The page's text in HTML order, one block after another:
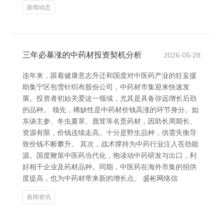
新闻动态
三年必暴涨的中药材投资契机分析 2026-05-28
连年来，跟着健康意志升迁和国度对中医药产业的狂妄援
助集宁区包雪针织布股份公司，中药材市集迎来快速发
展。投资者初始关爱这一领域，尤其是具备弥远增长后劲
的品种。 领先，稀缺性是中药材价钱高涨的环节身分。如
东谈主参、冬虫夏草、鹿茸等名贵药材，因助长周期长、
资源有限，价钱连续走高。十分是野生品种，供需失衡导
致价钱不断攀升。 其次，战术撑持为中药行业注入苍劲能
源。国度鞭策中医药当代化，饱读动中药研发与出口，利
好相干企业及药材品种。同期，中医药在海外市集的招供
度提高，也为中药材带来新的增长点。 盛彬网络信
新闻资讯